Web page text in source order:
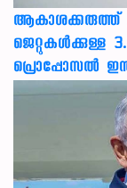
ആകാശക്കരുത്ത്
ജെറ്റുകൾക്കുള്ള
പ്രൊപ്പോസൽ